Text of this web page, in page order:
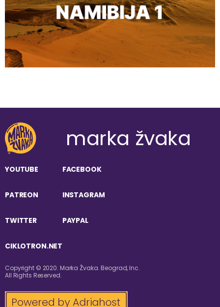
marka žvaka
YOUTUBE FACEBOOK
PATREON INSTAGRAM
TWITTER PAYPAL
CIKLOTRON.NET
Copyright © 2020. Marka Žvaka. Beograd, Inc.
All Rights Reserved.